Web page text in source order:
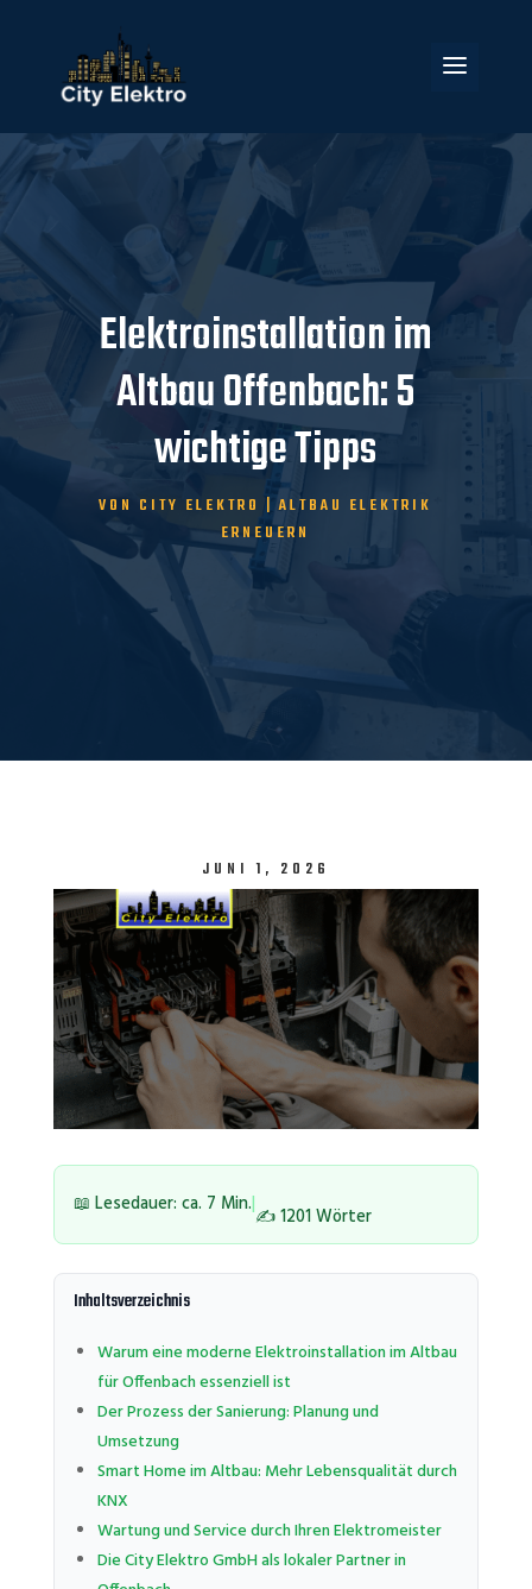
KONTAKT
Elektroinstallation im
Altbau Offenbach: 5
wichtige Tipps
VON CITY ELEKTRO |ALTBAU ELEKTRIK
ERNEUERN
JUNI 1, 2026
📖 Lesedauer: ca. 7 Min.|✍️ 1201 Wörter
Inhaltsverzeichnis
Warum eine moderne Elektroinstallation im Altbau
für Offenbach essenziell ist
Der Prozess der Sanierung: Planung und
Umsetzung
Smart Home im Altbau: Mehr Lebensqualität durch
KNX
Wartung und Service durch Ihren Elektromeister
Die City Elektro GmbH als lokaler Partner in